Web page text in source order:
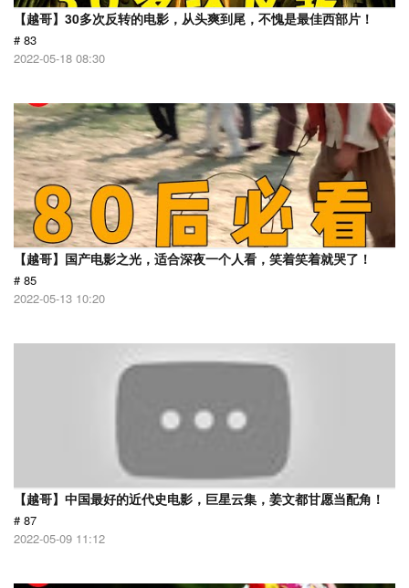
【越哥】30多次反转的电影，从头爽到尾，不愧是最佳西部片！
# 83
2022-05-18 08:30
【越哥】国产电影之光，适合深夜一个人看，笑着笑着就哭了！
# 85
2022-05-13 10:20
【越哥】中国最好的近代史电影，巨星云集，姜文都甘愿当配角！
# 87
2022-05-09 11:12